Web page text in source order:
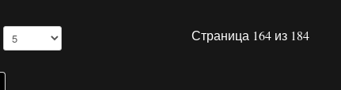
Страница 164 из 184